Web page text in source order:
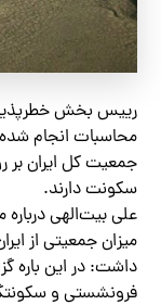
رییس بخش
جمعیت کل ایران بر
سکونت دارند.
علی بیت‌الهی
میزان جمعیتی از
داشت: در این باره
فرونشستی و